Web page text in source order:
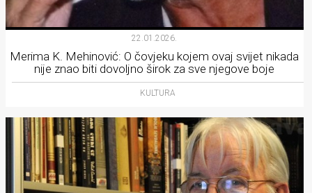
22.01.2026.
Merima K. Mehinović: O čovjeku kojem ovaj svijet nikada
nije znao biti dovoljno širok za sve njegove boje
KULTURA